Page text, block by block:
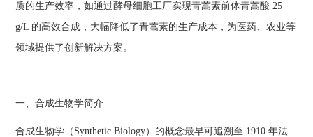
质的生产效率，如通过酵母细胞工厂实现青蒿素前体青蒿酸 25
g/L 的高效合成，大幅降低了青蒿素的生产成本，为医药、农业等
领域提供了创新解决方案。
一、合成生物学简介
合成生物学（Synthetic Biology）的概念最早可追溯至 1910 年法